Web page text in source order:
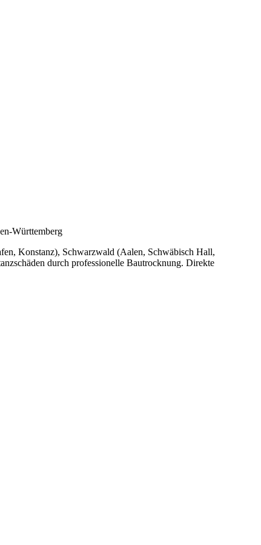
Württemberg
Konstanz), Schwarzwald (Aalen, Schwäbisch Hall,
durch professionelle Bautrocknung. Direkte